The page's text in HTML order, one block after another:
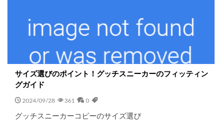
サイズ選びのポイント！グッチスニーカーのフィッティン
グガイド
2024/09/28 361 0
グッチスニーカーコピーのサイズ選び